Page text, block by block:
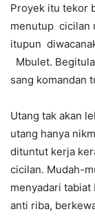
Proyek itu tekor
menutup cicilan
itupun
Mbulet.
sang komandan
Utang tak akan
utang hanya
dituntut kerja
cicilan. Mudah-
menyadari
anti riba,